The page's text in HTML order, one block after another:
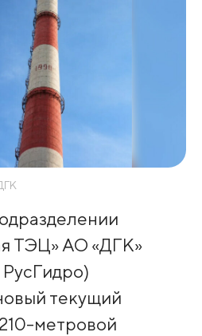
ТЭЦ» АО «ДГК»
РусГидро)
текущий
метровой